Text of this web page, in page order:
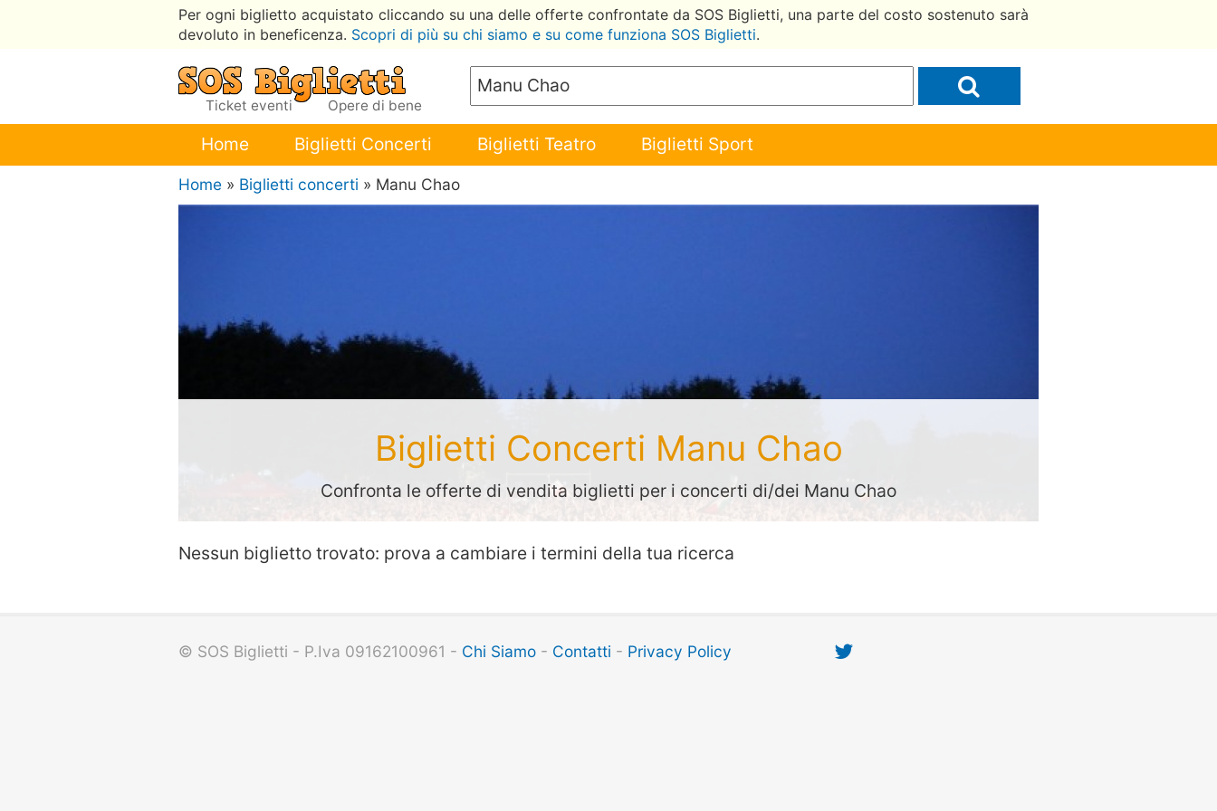
Per ogni biglietto acquistato cliccando su una delle offerte confrontate da SOS Biglietti, una parte del costo sostenuto sarà
devoluto in beneficenza. Scopri di più su chi siamo e su come funziona SOS Biglietti.
Ticket eventi Opere di bene
Home Biglietti Concerti Biglietti Teatro Biglietti Sport
Home » Biglietti concerti » Manu Chao
Biglietti Concerti Manu Chao
Confronta le offerte di vendita biglietti per i concerti di/dei Manu Chao
Nessun biglietto trovato: prova a cambiare i termini della tua ricerca
© SOS Biglietti - P.Iva 09162100961 - Chi Siamo - Contatti - Privacy Policy